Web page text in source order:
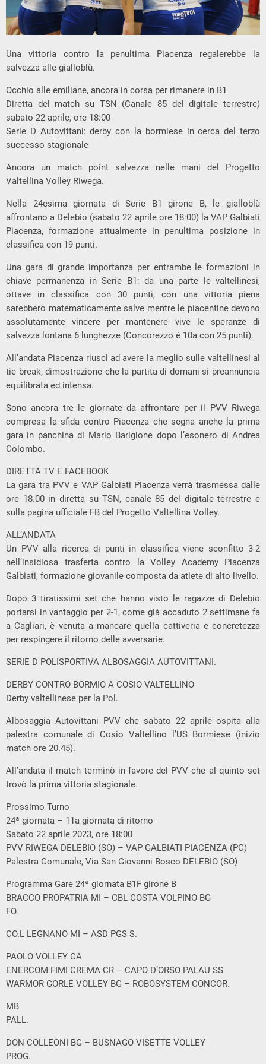
Una vittoria contro la penultima Piacenza regalerebbe la
salvezza alle gialloblù.
Occhio alle emiliane, ancora in corsa per rimanere in B1
Diretta del match su TSN (Canale 85 del digitale terrestre)
sabato 22 aprile, ore 18:00
Serie D Autovittani: derby con la bormiese in cerca del terzo
successo stagionale
Ancora un match point salvezza nelle mani del Progetto
Valtellina Volley Riwega.
Nella 24esima giornata di Serie B1 girone B, le gialloblù
affrontano a Delebio (sabato 22 aprile ore 18:00) la VAP Galbiati
Piacenza, formazione attualmente in penultima posizione in
classifica con 19 punti.
Una gara di grande importanza per entrambe le formazioni in
chiave permanenza in Serie B1: da una parte le valtellinesi,
ottave in classifica con 30 punti, con una vittoria piena
sarebbero matematicamente salve mentre le piacentine devono
assolutamente vincere per mantenere vive le speranze di
salvezza lontana 6 lunghezze (Concorezzo è 10a con 25 punti).
All’andata Piacenza riuscì ad avere la meglio sulle valtellinesi al
tie break, dimostrazione che la partita di domani si preannuncia
equilibrata ed intensa.
Sono ancora tre le giornate da affrontare per il PVV Riwega
compresa la sfida contro Piacenza che segna anche la prima
gara in panchina di Mario Barigione dopo l’esonero di Andrea
Colombo.
DIRETTA TV E FACEBOOK
La gara tra PVV e VAP Galbiati Piacenza verrà trasmessa dalle
ore 18.00 in diretta su TSN, canale 85 del digitale terrestre e
sulla pagina ufficiale FB del Progetto Valtellina Volley.
ALL’ANDATA
Un PVV alla ricerca di punti in classifica viene sconfitto 3-2
nell’insidiosa trasferta contro la Volley Academy Piacenza
Galbiati, formazione giovanile composta da atlete di alto livello.
Dopo 3 tiratissimi set che hanno visto le ragazze di Delebio
portarsi in vantaggio per 2-1, come già accaduto 2 settimane fa
a Cagliari, è venuta a mancare quella cattiveria e concretezza
per respingere il ritorno delle avversarie.
SERIE D POLISPORTIVA ALBOSAGGIA AUTOVITTANI.
DERBY CONTRO BORMIO A COSIO VALTELLINO
Derby valtellinese per la Pol.
Albosaggia Autovittani PVV che sabato 22 aprile ospita alla
palestra comunale di Cosio Valtellino l’US Bormiese (inizio
match ore 20.45).
All’andata il match terminò in favore del PVV che al quinto set
trovò la prima vittoria stagionale.
Prossimo Turno
24ª giornata – 11a giornata di ritorno
Sabato 22 aprile 2023, ore 18:00
PVV RIWEGA DELEBIO (SO) – VAP GALBIATI PIACENZA (PC)
Palestra Comunale, Via San Giovanni Bosco DELEBIO (SO)
Programma Gare 24ª giornata B1F girone B
BRACCO PROPATRIA MI – CBL COSTA VOLPINO BG
FO.
CO.L LEGNANO MI – ASD PGS S.
PAOLO VOLLEY CA
ENERCOM FIMI CREMA CR – CAPO D’ORSO PALAU SS
WARMOR GORLE VOLLEY BG – ROBOSYSTEM CONCOR.
MB
PALL.
DON COLLEONI BG – BUSNAGO VISETTE VOLLEY
PROG.